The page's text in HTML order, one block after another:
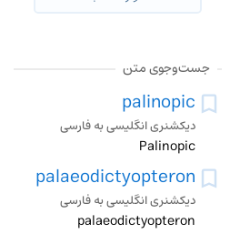
جست‌وجوی متن
palinopic
دیکشنری انگلیسی به فارسی
Palinopic
palaeodictyopteron
دیکشنری انگلیسی به فارسی
palaeodictyopteron